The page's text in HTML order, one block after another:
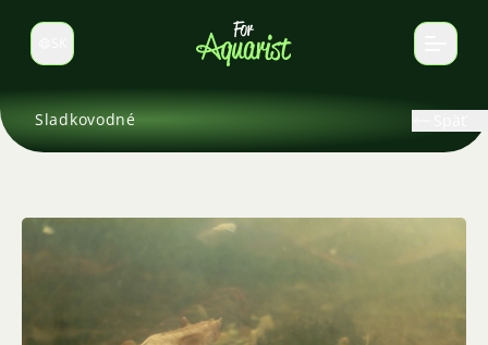
Prepnúť jazyk
Sladkovodné